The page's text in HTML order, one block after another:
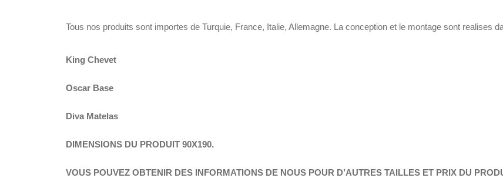
Tous nos produits sont importes de Turquie, France, Italie, Allemagne. La conception et le montage sont realises
King Chevet
Oscar Base
Diva Matelas
DIMENSIONS DU PRODUIT 90X190.
VOUS POUVEZ OBTENIR DES INFORMATIONS DE NOUS POUR D’AUTRES TAILLES ET PRIX DU